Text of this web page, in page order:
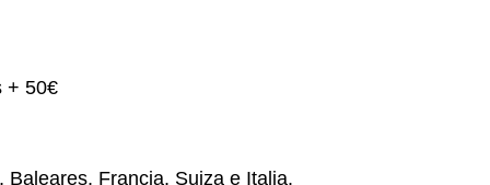
+ 50€
Francia, Suiza e Italia.